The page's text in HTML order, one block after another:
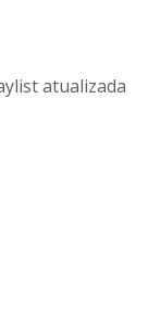
atualizada